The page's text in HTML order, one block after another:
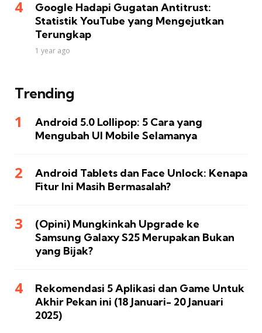
Google Hadapi Gugatan Antitrust:
Statistik YouTube yang Mengejutkan
Terungkap
1 year ago
Trending
Android 5.0 Lollipop: 5 Cara yang
Mengubah UI Mobile Selamanya
Android Tablets dan Face Unlock: Kenapa
Fitur Ini Masih Bermasalah?
(Opini) Mungkinkah Upgrade ke
Samsung Galaxy S25 Merupakan Bukan
yang Bijak?
Rekomendasi 5 Aplikasi dan Game Untuk
Akhir Pekan ini (18 Januari- 20 Januari
2025)